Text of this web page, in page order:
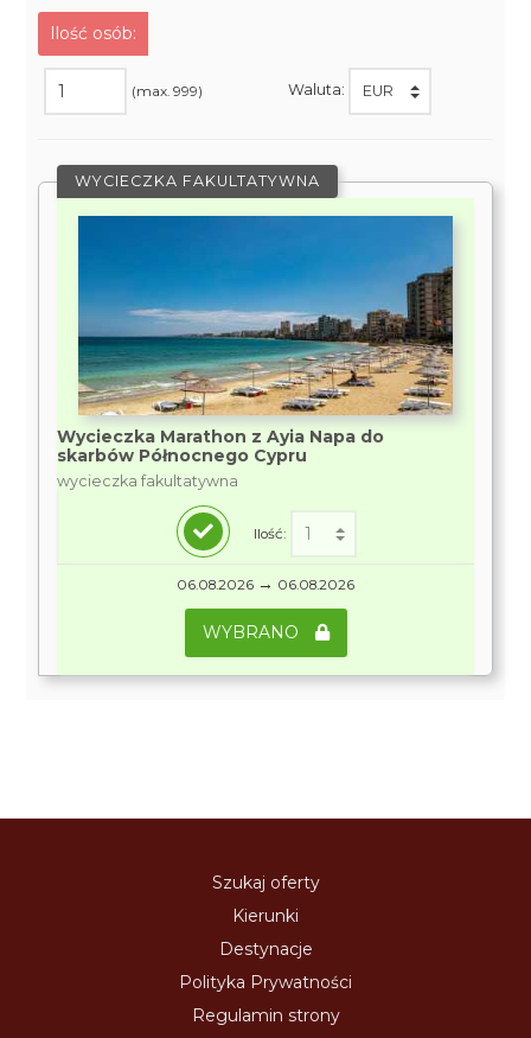
Ilość osób:
(max. 999) Waluta:
WYCIECZKA FAKULTATYWNA
Wycieczka Marathon z Ayia Napa do
skarbów Północnego Cypru
wycieczka fakultatywna
Ilość:
06.08.2026 → 06.08.2026
WYBRANO
Szukaj oferty
Kierunki
Destynacje
Polityka Prywatności
Regulamin strony